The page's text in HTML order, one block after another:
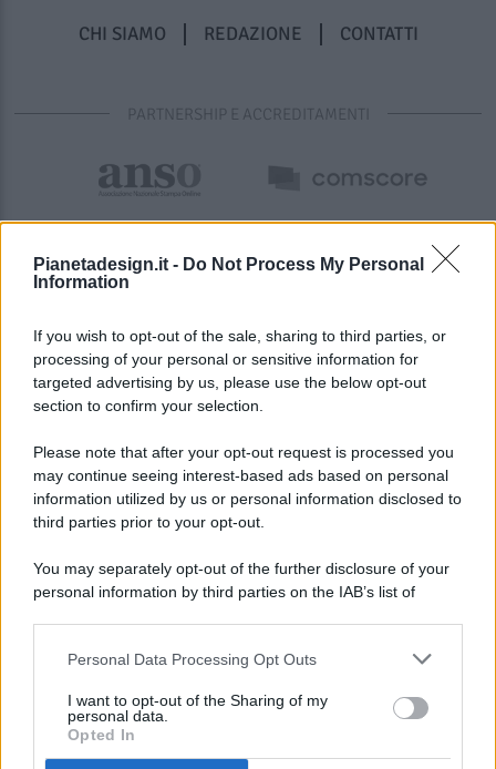
Pianetadesign.it - Do Not Process My Personal
Information
If you wish to opt-out of the sale, sharing to third parties, or
processing of your personal or sensitive information for
targeted advertising by us, please use the below opt-out
section to confirm your selection.
Please note that after your opt-out request is processed you
may continue seeing interest-based ads based on personal
information utilized by us or personal information disclosed to
third parties prior to your opt-out.
You may separately opt-out of the further disclosure of your
personal information by third parties on the IAB’s list of
This information may also be disclosed by us to third parties
disclose it to other third parties.
Personal Data Processing Opt Outs
I want to opt-out of the Sharing of my
personal data.
Opted In
CHI SIAMO REDAZIONE CONTATTI
PARTNERSHIP E ACCREDITAMENTI
© 2026 - Pianeta Design - P.IVA 04827280654 - Testata
Registrata Al Tribunale Di Nocera Inferiore N. 8/2020 - RG N.
ISCRIZIONE AL ROC N. 35792 – ISCRITTA ALL’ANSO
(ASSOCIAZIONE NAZIONALE STAMPA ONLINE)
PREFERENZE PRIVACY